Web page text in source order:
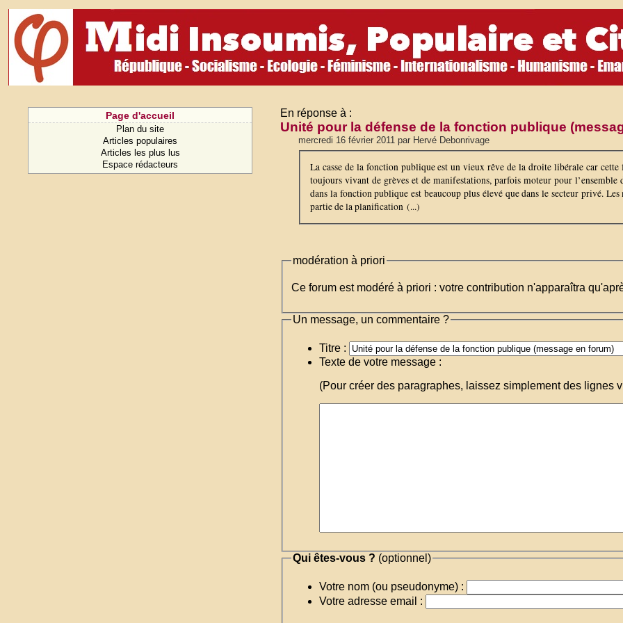
Page d'accueil
Plan du site
Articles populaires
Articles les plus lus
Espace rédacteurs
En réponse à :
Unité pour la défense de la fonction publique
mercredi 16 février 2011 par Hervé Debonrivage
La casse de la fonction publique est un vieux rêve de la droite libérale car
toujours vivant de grèves et de manifestations, parfois moteur pour
dans la fonction publique est beaucoup plus élevé que dans le secteur privé.
partie de la planification (...)
modération à priori
Ce forum est modéré à priori : votre contribution n'apparaîtra
Un message, un commentaire ?
Titre :
Texte de votre message :
(Pour créer des paragraphes, laissez simplement des lignes
Qui êtes-vous ? (optionnel)
Votre nom (ou pseudonyme) :
Votre adresse email :